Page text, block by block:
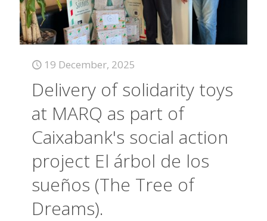
19 December, 2025
Delivery of solidarity toys
at MARQ as part of
Caixabank's social action
project El árbol de los
sueños (The Tree of
Dreams).